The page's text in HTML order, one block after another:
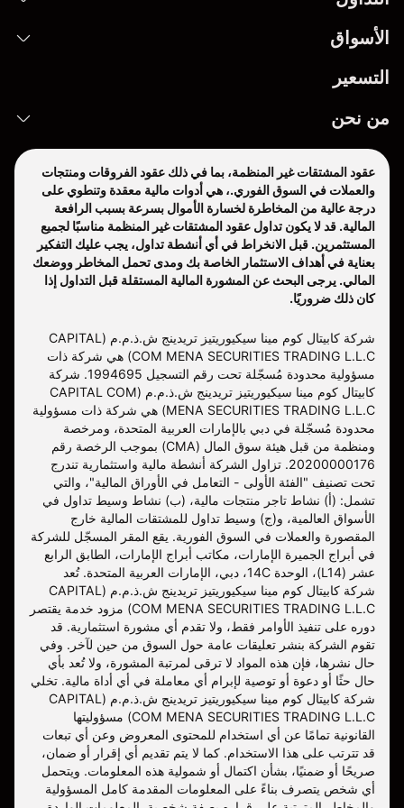
الأسواق
التسعير
من نحن
عقود المشتقات غير المنظمة، بما في ذلك عقود الفروقات ومنتجات
والعملات في السوق الفوري.، هي أدوات مالية معقدة وتنطوي على
درجة عالية من المخاطرة لخسارة الأموال بسرعة بسبب الرافعة
المالية. قد لا يكون تداول عقود المشتقات غير المنظمة مناسبًا لجميع
المستثمرين. قبل الانخراط في أي أنشطة تداول، يجب عليك التفكير
بعناية في أهداف الاستثمار الخاصة بك ومدى تحمل المخاطر ووضعك
المالي. يرجى البحث عن المشورة المالية المستقلة قبل التداول إذا
كان ذلك ضروريًا.
شركة كابيتال كوم مينا سيكيوريتيز تريدينج ش.ذ.م.م (CAPITAL
COM MENA SECURITIES TRADING L.L.C) هي شركة ذات
مسؤولية محدودة مُسجّلة تحت رقم التسجيل 1994695. شركة
كابيتال كوم مينا سيكيوريتيز تريدينج ش.ذ.م.م (CAPITAL COM
MENA SECURITIES TRADING L.L.C) هي شركة ذات مسؤولية
محدودة مُسجّلة في دبي بالإمارات العربية المتحدة، ومرخصة
ومنظمة من قبل هيئة سوق المال (CMA) بموجب الرخصة رقم
20200000176. تزاول الشركة أنشطة مالية واستثمارية تندرج
تحت تصنيف "الفئة الأولى - التعامل في الأوراق المالية"، والتي
تشمل: (أ) نشاط تاجر منتجات مالية، (ب) نشاط وسيط تداول في
الأسواق العالمية، و(ج) وسيط تداول للمشتقات المالية خارج
المقصورة والعملات في السوق الفورية. يقع المقر المسجّل للشركة
في أبراج الجميرة الإمارات، مكاتب أبراج الإمارات، الطابق الرابع
عشر (L14)، الوحدة 14C، دبي، الإمارات العربية المتحدة. تُعد
شركة كابيتال كوم مينا سيكيوريتيز تريدينج ش.ذ.م.م (CAPITAL
COM MENA SECURITIES TRADING L.L.C) مزود خدمة يقتصر
دوره على تنفيذ الأوامر فقط، ولا تقدم أي مشورة استثمارية. قد
تقوم الشركة بنشر تعليقات عامة حول السوق من حين لآخر. وفي
حال نشرها، فإن هذه المواد لا ترقى لمرتبة المشورة، ولا تُعد بأي
حال حثًا أو دعوة أو توصية لإبرام أي معاملة في أي أداة مالية. تخلي
شركة كابيتال كوم مينا سيكيوريتيز تريدينج ش.ذ.م.م (CAPITAL
COM MENA SECURITIES TRADING L.L.C) مسؤوليتها
القانونية تمامًا عن أي استخدام للمحتوى المعروض وعن أي تبعات
قد تترتب على هذا الاستخدام. كما لا يتم تقديم أي إقرار أو ضمان،
صريحًا أو ضمنيًا، بشأن اكتمال أو شمولية هذه المعلومات. ويتحمل
أي شخص يتصرف بناءً على المعلومات المقدمة كامل المسؤولية